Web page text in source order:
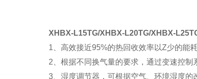
XHBX-L15TG/XHBX-L20TG/XHBX-
1、高效接近95%的热回收效率以Z少的能
2、根据不同换气量的要求，通过变速控制
3、湿度调节器，可根据空气、环境湿度的